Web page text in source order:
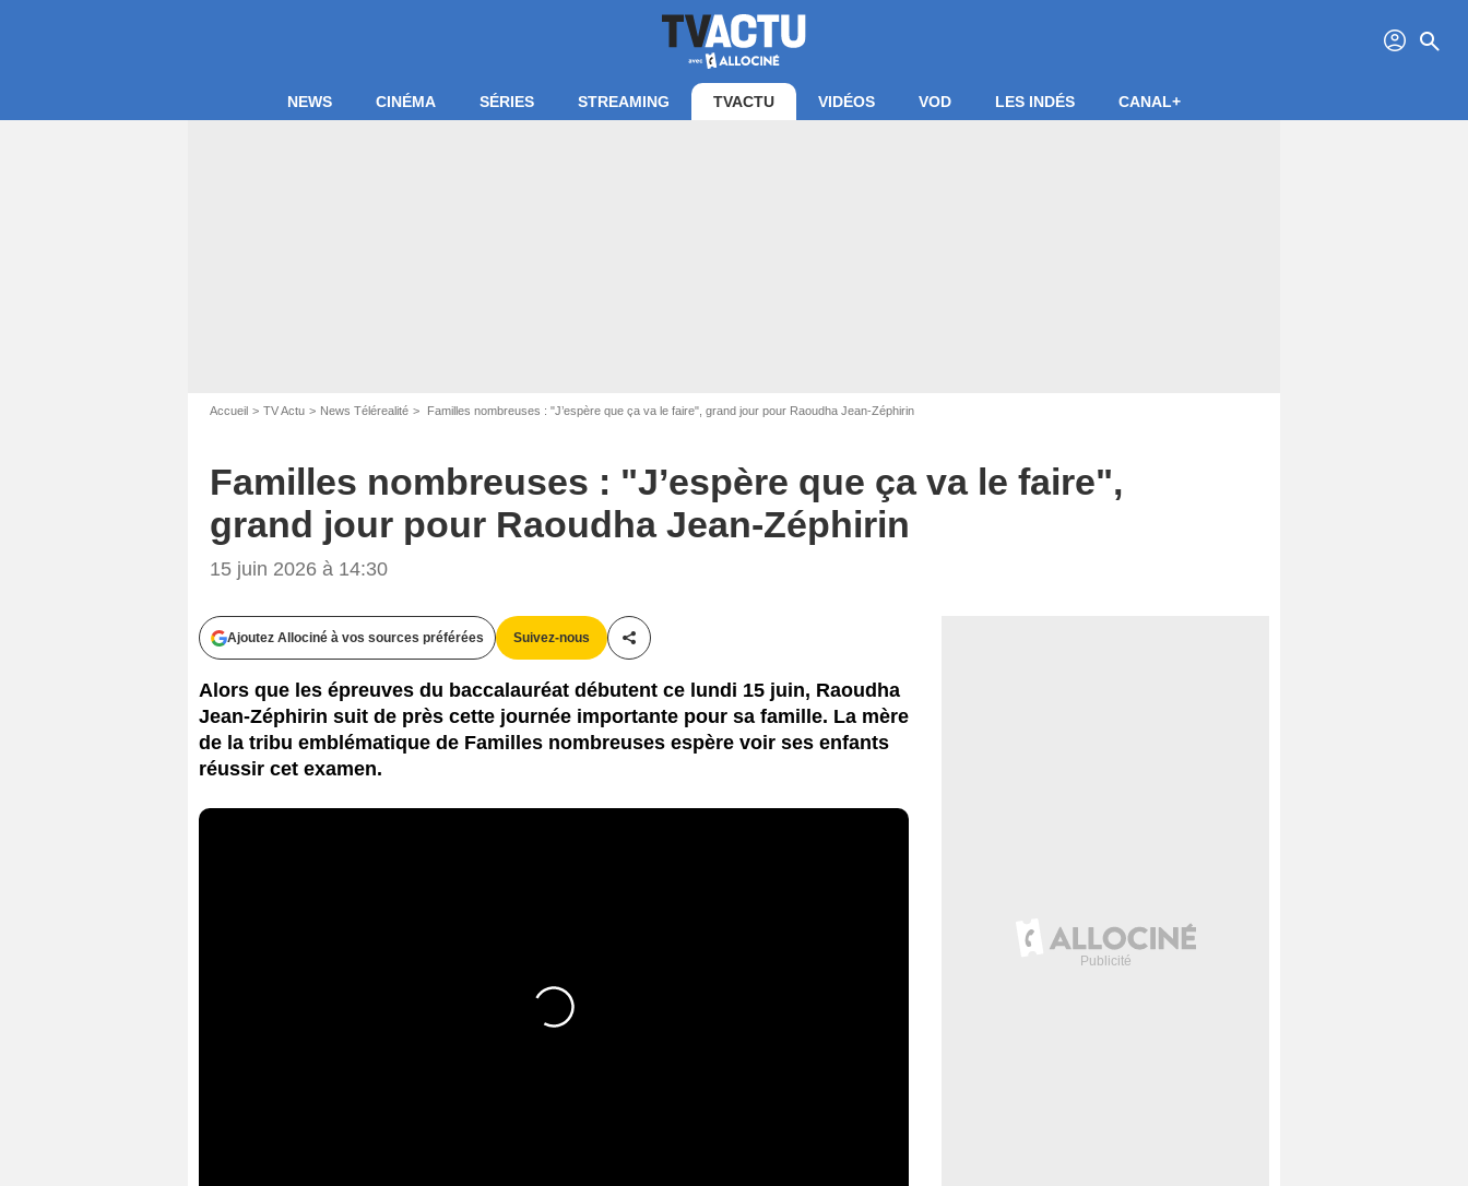
profil search
NEWS CINÉMA SÉRIES STREAMING TVACTU VIDÉOS VOD LES INDÉS CANAL+
Accueil TV Actu News Télérealité Familles nombreuses : "J’espère que ça va le faire", grand jour pour Raoudha Jean-Zéphirin
Familles nombreuses : "J’espère que ça va le faire",
grand jour pour Raoudha Jean-Zéphirin
15 juin 2026 à 14:30
Ajoutez Allociné à vos sources préférées Suivez-nous
Partager cet article
Alors que les épreuves du baccalauréat débutent ce lundi 15 juin, Raoudha
Jean-Zéphirin suit de près cette journée importante pour sa famille. La mère
de la tribu emblématique de Familles nombreuses espère voir ses enfants
réussir cet examen.